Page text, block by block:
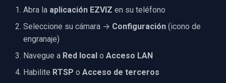
Específico de Apple
Abra la aplicación EZVIZ en su teléfono
Seleccione su cámara → Configuración (icono de
engranaje)
Navegue a Red local o Acceso LAN
Habilite RTSP o Acceso de terceros